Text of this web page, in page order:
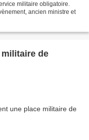
militaire obligatoire.
ancien ministre et
de